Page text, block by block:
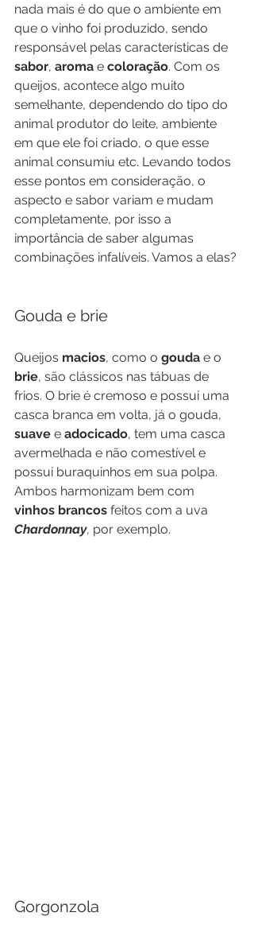
nada mais é do que o ambiente em
que o vinho foi produzido, sendo
responsável pelas características de
sabor, aroma e coloração. Com os
queijos, acontece algo muito
semelhante, dependendo do tipo do
animal produtor do leite, ambiente
em que ele foi criado, o que esse
animal consumiu etc. Levando todos
esse pontos em consideração, o
aspecto e sabor variam e mudam
completamente, por isso a
importância de saber algumas
combinações infalíveis. Vamos a elas?
Gouda e brie
Queijos macios, como o gouda e o
brie, são clássicos nas tábuas de
frios. O brie é cremoso e possui uma
casca branca em volta, já o gouda,
suave e adocicado, tem uma casca
avermelhada e não comestível e
possui buraquinhos em sua polpa.
Ambos harmonizam bem com
vinhos brancos feitos com a uva
Chardonnay, por exemplo.
Gorgonzola